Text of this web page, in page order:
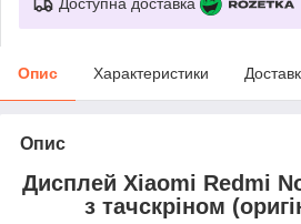
Опис Характеристики
Опис
Дисплей Xiaomi Redmi
з тачскріном